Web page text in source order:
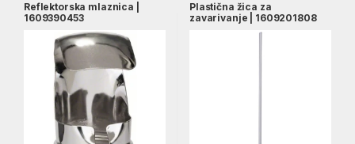
Reflektorska mlaznica |
1609390453
Plastična žica za
zavarivanje | 1609201808